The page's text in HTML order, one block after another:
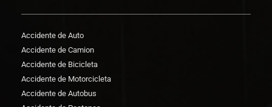
Accidente de Auto
Accidente de Camion
Accidente de Bicicleta
Accidente de Motorcicleta
Accidente de Autobus